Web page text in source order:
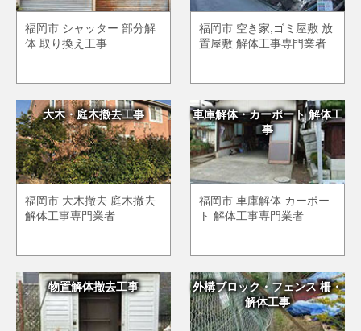
福岡市 シャッター 部分解
体 取り換え工事
福岡市 空き家,ゴミ屋敷 放
置屋敷 解体工事専門業者
大木・庭木撤去工事
福岡市 大木撤去 庭木撤去
解体工事専門業者
車庫解体・カーポート 解体工
事
福岡市 車庫解体 カーポー
ト 解体工事専門業者
物置解体撤去工事
外構ブロック・フェンス 柵・
解体工事